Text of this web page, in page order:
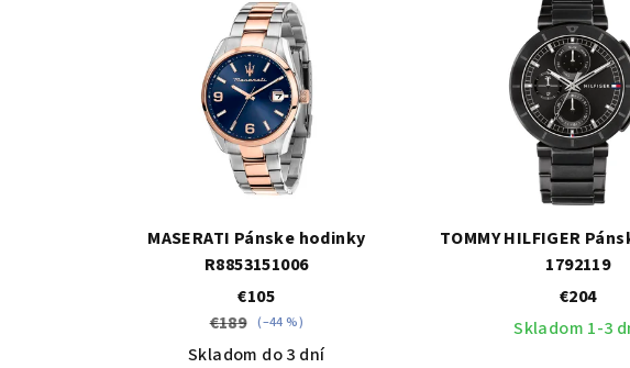
MASERATI Pánske hodinky
R8853151006
€105
€189 (–44 %)
Skladom do 3 dní
TOMMY HILFIGER
1792119
€204
Skladom 1-3